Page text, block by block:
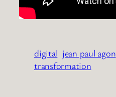
digital jean paul agon
transformation